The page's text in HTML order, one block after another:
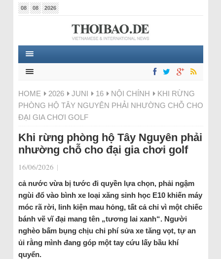
08 08 2026
HOME 2026 JUNI 16 NỘI CHÍNH
KHI RỪNG
PHÒNG HỘ TÂY NGUYÊN PHẢI NHƯỜNG CHỖ CHO
ĐẠI GIA CHƠI GOLF
Khi rừng phòng hộ Tây Nguyên phải
nhường chỗ cho đại gia chơi golf
16/06/2026 |
cả nước vừa bị tước đi quyền lựa chọn, phải ngậm
ngùi đổ vào bình xe loại xăng sinh học E10 khiến máy
móc rã rời, linh kiện mau hỏng, tất cả chỉ vì một chiếc
bánh vẽ vĩ đại mang tên „tương lai xanh“. Người
nghèo bấm bụng chịu chi phí sửa xe tăng vọt, tự an
ủi rằng mình đang góp một tay cứu lấy bầu khí
quyển.